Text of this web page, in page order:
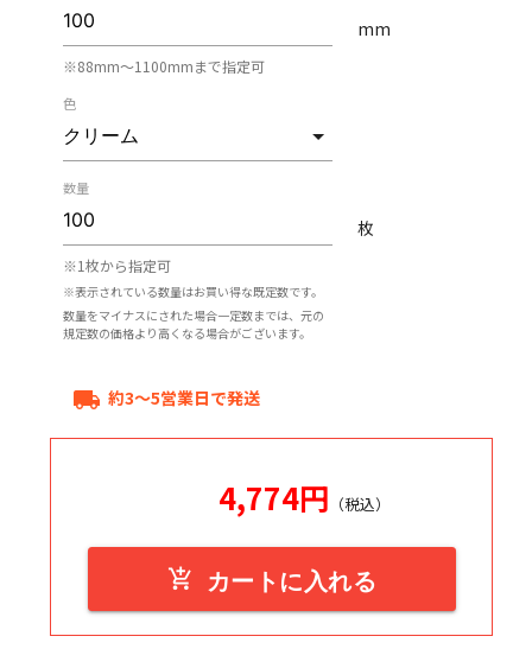
※88mm〜1100mmまで指定可
mm
色
数量
※1枚から指定可
※表示されている数量はお買い得な既定数です。
数量をマイナスにされた場合一定数までは、元の
規定数の価格より高くなる場合がございます。
枚
local_shipping 約3～5営業日で発送
4,774円 （税込）
add_shopping_cart カートに入れる